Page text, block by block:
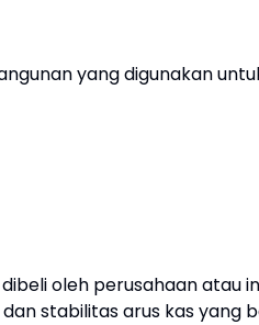
yang digunakan
oleh perusahaan atau
stabilitas arus kas yang